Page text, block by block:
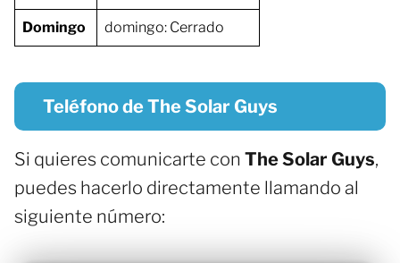
Domingo domingo: Cerrado
Teléfono de The Solar Guys
Si quieres comunicarte con The Solar Guys,
puedes hacerlo directamente llamando al
siguiente número: